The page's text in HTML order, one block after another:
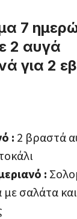
7
2 αυγά
για 2
: 2 βραστά
:
σαλάτα